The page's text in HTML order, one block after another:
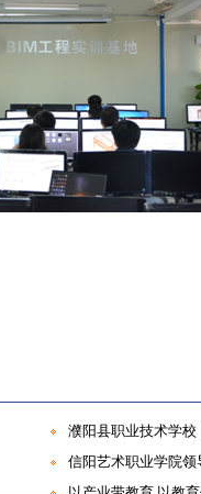
濮阳县职业技术学
信阳艺术职业学院